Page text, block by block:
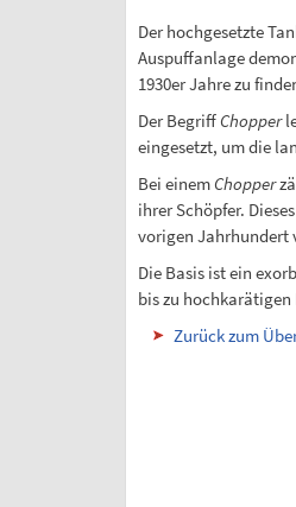
Der hochgesetzte
Auspuffanlage
1930er Jahre zu
Der Begriff Chopper
eingesetzt, um die
Bei einem Chopper
ihrer Schöpfer.
vorigen Jahrhundert
Die Basis ist ein
bis zu
Zurück zum